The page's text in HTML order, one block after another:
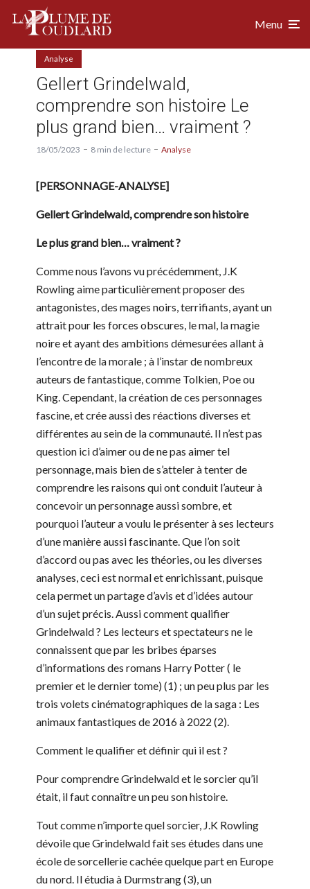
Menu
Analyse
Gellert Grindelwald,
comprendre son histoire Le
plus grand bien… vraiment ?
18/05/2023 8 min de lecture Analyse
[PERSONNAGE-ANALYSE]
Gellert Grindelwald, comprendre son histoire
Le plus grand bien… vraiment ?
Comme nous l’avons vu précédemment, J.K
Rowling aime particulièrement proposer des
antagonistes, des mages noirs, terrifiants, ayant un
attrait pour les forces obscures, le mal, la magie
noire et ayant des ambitions démesurées allant à
l’encontre de la morale ; à l’instar de nombreux
auteurs de fantastique, comme Tolkien, Poe ou
King. Cependant, la création de ces personnages
fascine, et crée aussi des réactions diverses et
différentes au sein de la communauté. Il n’est pas
question ici d’aimer ou de ne pas aimer tel
personnage, mais bien de s’atteler à tenter de
comprendre les raisons qui ont conduit l’auteur à
concevoir un personnage aussi sombre, et
pourquoi l’auteur a voulu le présenter à ses lecteurs
d’une manière aussi fascinante. Que l’on soit
d’accord ou pas avec les théories, ou les diverses
analyses, ceci est normal et enrichissant, puisque
cela permet un partage d’avis et d’idées autour
d’un sujet précis. Aussi comment qualifier
Grindelwald ? Les lecteurs et spectateurs ne le
connaissent que par les bribes éparses
d’informations des romans Harry Potter ( le
premier et le dernier tome) (1) ; un peu plus par les
trois volets cinématographiques de la saga : Les
animaux fantastiques de 2016 à 2022 (2).
Comment le qualifier et définir qui il est ?
Pour comprendre Grindelwald et le sorcier qu’il
était, il faut connaître un peu son histoire.
Tout comme n’importe quel sorcier, J.K Rowling
dévoile que Grindelwald fait ses études dans une
école de sorcellerie cachée quelque part en Europe
du nord. Il étudia à Durmstrang (3), un